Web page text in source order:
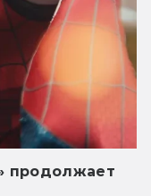
продолжает